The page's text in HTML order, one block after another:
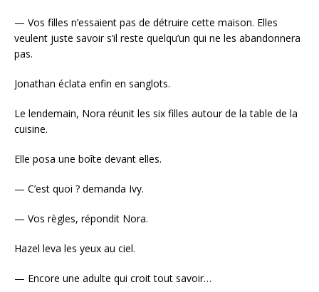
— Vos filles n’essaient pas de détruire cette maison. Elles
veulent juste savoir s’il reste quelqu’un qui ne les abandonnera
pas.
Jonathan éclata enfin en sanglots.
Le lendemain, Nora réunit les six filles autour de la table de la
cuisine.
Elle posa une boîte devant elles.
— C’est quoi ? demanda Ivy.
— Vos règles, répondit Nora.
Hazel leva les yeux au ciel.
— Encore une adulte qui croit tout savoir…